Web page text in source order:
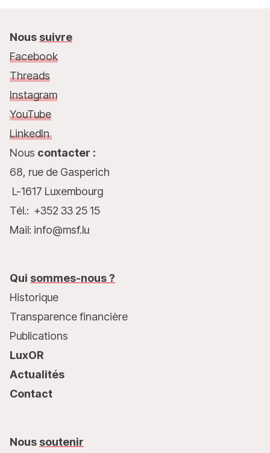
Nous suivre
Facebook
Threads
Instagram
YouTube
LinkedIn
Nous contacter :
68, rue de Gasperich
L-1617 Luxembourg
Tél.: +352 33 25 15
Mail: info@msf.lu
Qui sommes-nous ?
Historique
Transparence financière
Publications
LuxOR
Actualités
Contact
Nous soutenir